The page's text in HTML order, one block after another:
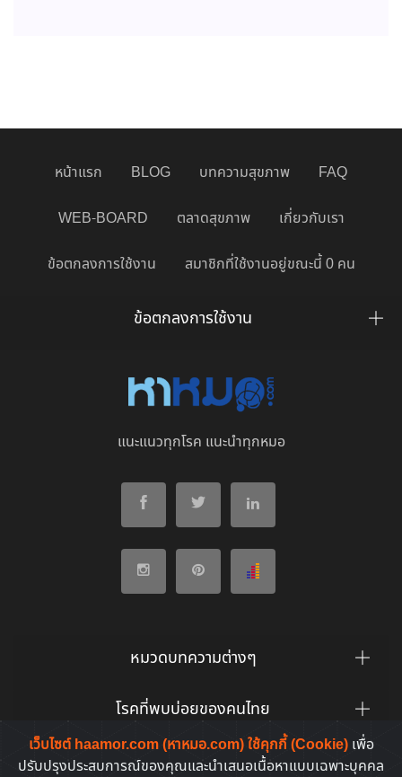
เว็บไซต์ haamor.com (หาหมอ.com) ใช้คุกกี้ (Cookie) เพื่อ
ปรับปรุงประสบการณ์ของคุณและนำเสนอเนื้อหาแบบเฉพาะบุคคล
หน้าแรก BLOG บทความสุขภาพ FAQ
WEB-BOARD ตลาดสุขภาพ เกี่ยวกับเรา
ข้อตกลงการใช้งาน สมาชิกที่ใช้งานอยู่ขณะนี้ 0 คน
ข้อตกลงการใช้งาน
แนะแนวทุกโรค แนะนำทุกหมอ
หมวดบทความต่างๆ
โรคที่พบบ่อยของคนไทย
ยาที่คนไทยค้นหาบ่อย